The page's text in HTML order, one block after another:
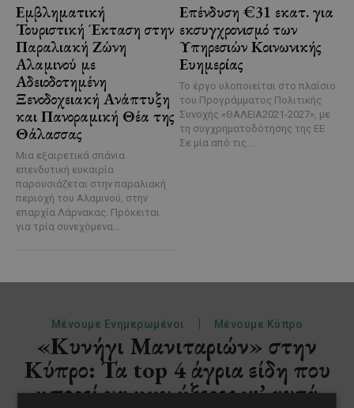
Εμβληματική
Τουριστική Έκταση στην
Παραλιακή Ζώνη
Αλαμινού με
Αδειοδοτημένη
Ξενοδοχειακή Ανάπτυξη
και Πανοραμική Θέα της
Θάλασσας
Μια εξαιρετικά σπάνια
επενδυτική ευκαιρία
παρουσιάζεται στην παραλιακή
περιοχή του Αλαμινού, στην
επαρχία Λάρνακας. Πρόκειται
για τρία συνεχόμενα...
Επένδυση €31 εκατ. για
εκσυγχρονισμό των
Υπηρεσιών Κοινωνικής
Ευημερίας
Το έργο υλοποιείται στο πλαίσιο
του Προγράμματος Πολιτικής
Συνοχής «ΘΑΛΕΙΑ2021-2027», με
τη συγχρηματοδότησης της ΕΕ
Σε μία από τις...